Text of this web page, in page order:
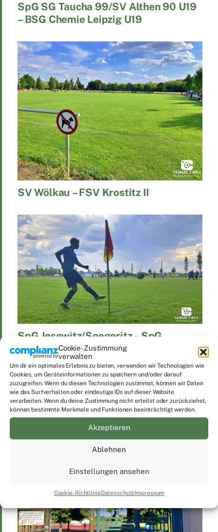
Cookie-Zustimmung
verwalten
Um dir ein optimales Erlebnis zu bieten, verwenden wir Technologien wie
Cookies, um Geräteinformationen zu speichern und/oder darauf
zuzugreifen. Wenn du diesen Technologien zustimmst, können wir Daten
wie das Surfverhalten oder eindeutige IDs auf dieser Website
verarbeiten. Wenn du deine Zustimmung nicht erteilst oder zurückziehst,
können bestimmte Merkmale und Funktionen beeinträchtigt werden.
Akzeptieren
Ablehnen
Einstellungen ansehen
Cookie-RichtlinieDatenschutzImpressum
SpG SG Taucha 99/SV Althen 90 U19
– BSG Chemie Leipzig U19
SV Wölkau – FSV Krostitz II
SpG Jesewitz/Seegeritz – SpG
Naundorf/Wermsdorf II/Luppa